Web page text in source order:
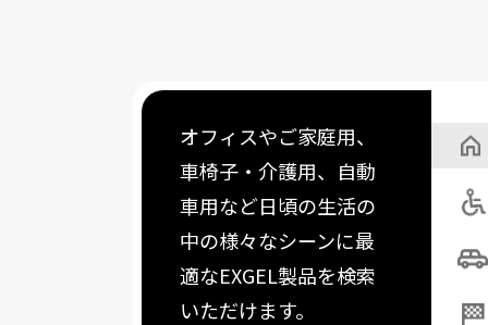
オフィスやご家庭用、
車椅子・介護用、自動
車用など日頃の生活の
中の様々なシーンに最
適なEXGEL製品を検索
いただけます。